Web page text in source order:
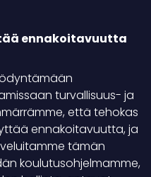
ennakoitavuutta
turvallisuus- ja
että tehokas
ennakoitavuutta, ja
tämän
koulutusohjelmamme,